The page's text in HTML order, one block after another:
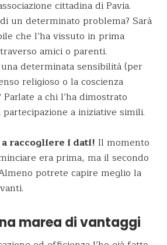
cittadina di Pavia.
un determinato problema? Sarà
che l’ha vissuto in prima
amici o parenti.
determinata sensibilità (per
religioso o la coscienza
a chi l’ha dimostrato
a iniziative simili.
raccogliere i dati! Il momento
era prima, ma il secondo
potrete capire meglio la
marea di vantaggi